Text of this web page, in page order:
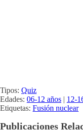
Tipos: Quiz
Edades: 06-12 años | 12-
Etiquetas: Fusión nuclear
Publicaciones